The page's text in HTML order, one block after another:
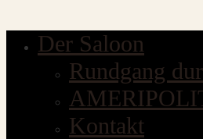
Der Saloon
Rundgang
Kontakt